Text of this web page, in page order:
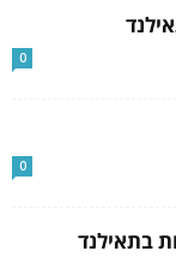
0
0
בתאילנד